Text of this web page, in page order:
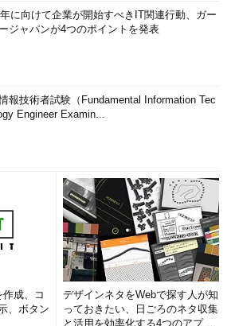
に向けて企業が開始すべきIT関連行動、ガー
ジャパンが4つのポイントを発表
報技術者試験（Fundamental Information Tec
Engineer Examin...
成、コ
、ボタン
デザインネタをWebで探す人が知
っておきたい、日ごろのネタ収集
と活用を効率化する4つのアプリ